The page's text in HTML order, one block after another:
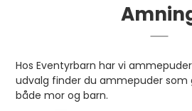
Hos Eventyrbarn har vi
udvalg finder du ammepuder
både mor og barn.